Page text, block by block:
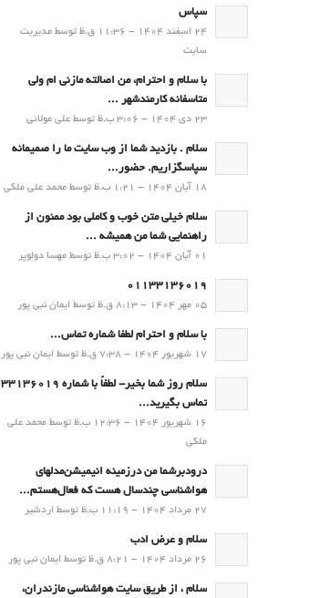
سپاس
24 اسفند 1404 - 11:36 ق.ظ توسط مدیریت
سایت
با سلام و احترام، من اصالته مازنی ام ولی
متاسفانه کارمندشهر ...
23 دی 1404 - 3:06 ب.ظ توسط علی مولائی
سلام . بازدید شما از وب سایت ما را صمیمانه
سپاسگزاریم. حضور...
18 آبان 1404 - 1:21 ب.ظ توسط محمد علی ملکی
سلام خیلی متن خوب و کاملی بود ممنون از
راهنمایی شما من همیشه ...
01 آبان 1404 - 3:02 ب.ظ توسط مهسا دولوپر
01133136019
05 مهر 1404 - 8:13 ق.ظ توسط ایمان نبی پور
با سلام و احترام لطفا شماره تماس...
17 شهریور 1404 - 7:38 ق.ظ توسط ایمان نبی پور
سلام روز شما بخیر- لطفاً با شماره 33136019
تماس بگیرید...
16 شهریور 1404 - 12:36 ب.ظ توسط محمد علی
ملکی
درودبرشما من درزمینه انیمیشن‌مدلهای
هواشناسی چندسال هست که فعال‌هستم...
27 مرداد 1404 - 11:19 ب.ظ توسط اردشیر
سلام و عرض ادب
26 مرداد 1404 - 8:21 ق.ظ توسط ایمان نبی پور
سلام ، از طریق سایت هواشناسی مازندران،